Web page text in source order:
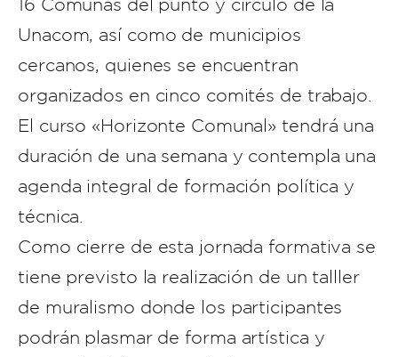
16 Comunas del punto y círculo de la
Unacom, así como de municipios
cercanos, quienes se encuentran
organizados en cinco comités de trabajo.
​El curso «Horizonte Comunal» tendrá una
duración de una semana y contempla una
agenda integral de formación política y
técnica.
Como cierre de esta jornada formativa se
tiene previsto la realización de un talller
de muralismo donde los participantes
podrán plasmar de forma artística y